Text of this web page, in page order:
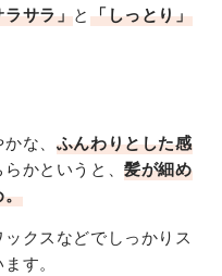
ラサラ」と「しっとり」
な、 ふんわりとした感
かというと、髪が細め
。
クスなどでしっかりス
す。